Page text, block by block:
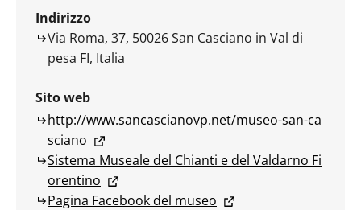
Indirizzo
Via Roma, 37, 50026 San Casciano in Val di
pesa FI, Italia
Sito web
http://www.sancascianovp.net/museo-san-ca
sciano
Sistema Museale del Chianti e del Valdarno Fi
orentino
Pagina Facebook del museo